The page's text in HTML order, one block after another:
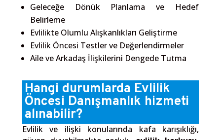
Geleceğe Dönük Planlama ve Hedef
Belirleme
Evlilikte Olumlu Alışkanlıkları Geliştirme
Evlilik Öncesi Testler ve Değerlendirmeler
Aile ve Arkadaş İlişkilerini Dengede Tutma
Hangi durumlarda Evlilik
Öncesi Danışmanlık hizmeti
alınabilir?
Evlilik ve ilişki konularında kafa karışıklığı,